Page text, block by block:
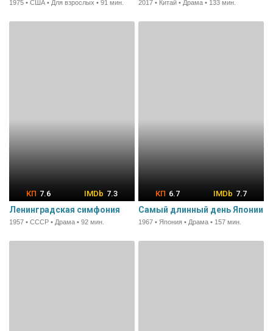
1975 • США • Для взрослых • 91 мин. 2017 • Китай • Драма • 133 мин.
7.6 7.3
Ленинградская симфония
1957 • СССР • Драма • 92 мин.
6.7 7.7
Самый длинный день Японии
1967 • Япония • Драма • 157 мин.